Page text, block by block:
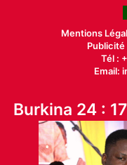
Mentions
Publicité|
Tél :
Email:
Burkina 24 :